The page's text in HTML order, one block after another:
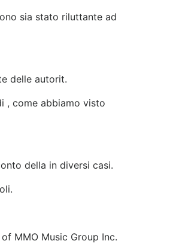
sia stato riluttante ad
delle autorit.
, come abbiamo visto
della in diversi casi.
MMO Music Group Inc.